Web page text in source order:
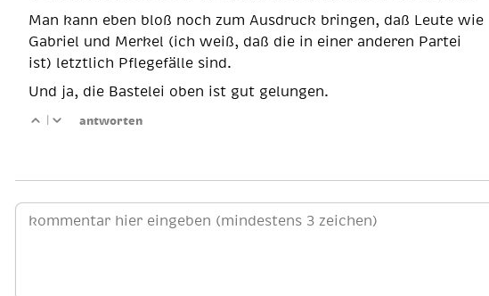
Man kann eben bloß noch zum Ausdruck bringen, daß Leute wie
Gabriel und Merkel (ich weiß, daß die in einer anderen Partei
ist) letztlich Pflegefälle sind.
Und ja, die Bastelei oben ist gut gelungen.
| antworten